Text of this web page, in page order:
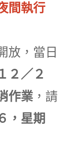
間執行
放，當日
２／２
作業，請
，星期